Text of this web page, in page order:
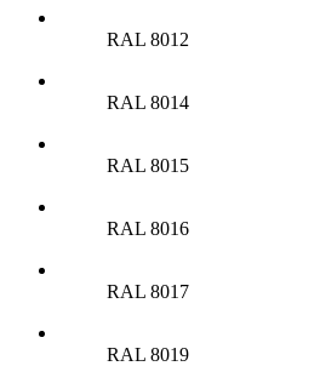
RAL 8012
RAL 8014
RAL 8015
RAL 8016
RAL 8017
RAL 8019